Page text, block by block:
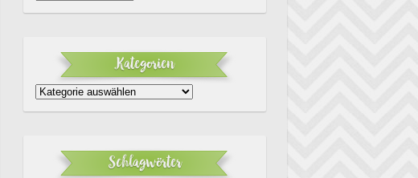
Kategorien
Kategorien
Schlagwörter